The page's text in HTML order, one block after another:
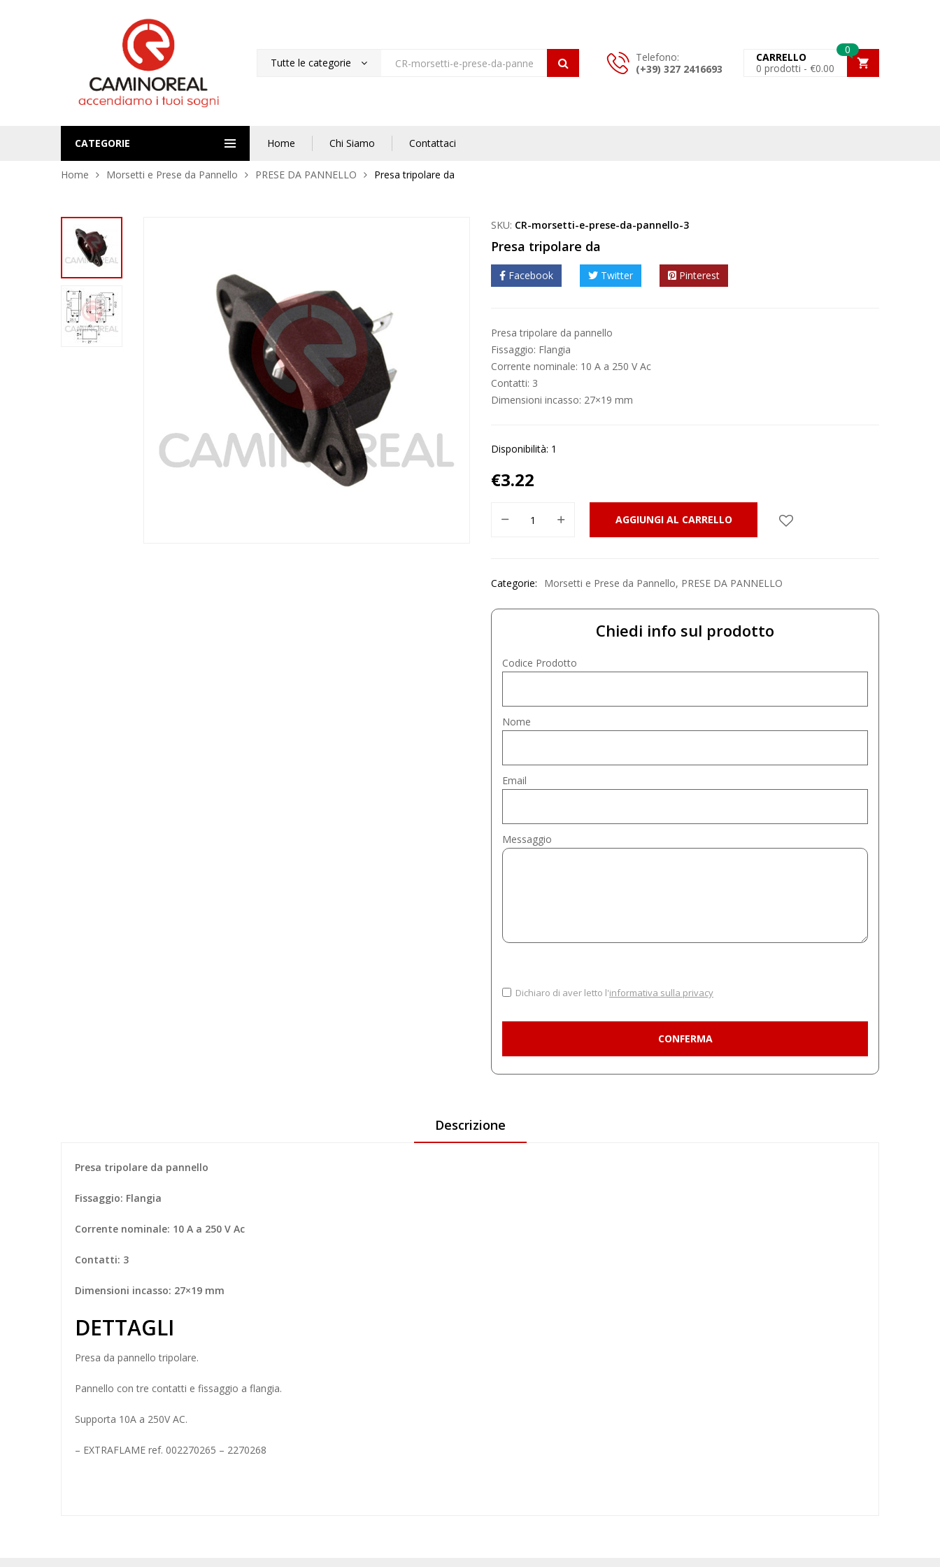
Tutte le categorie
Telefono:
(+39) 327 2416693
0
CARRELLO
0 prodotti - €0.00
CATEGORIE Home Chi Siamo Contattaci
Home Morsetti e Prese da Pannello PRESE DA PANNELLO Presa tripolare da
SKU: CR-morsetti-e-prese-da-pannello-3
Presa tripolare da
Facebook Twitter Pinterest
Presa tripolare da pannello
Fissaggio: Flangia
Corrente nominale: 10 A a 250 V Ac
Contatti: 3
Dimensioni incasso: 27×19 mm
Disponibilità: 1
€3.22
AGGIUNGI AL CARRELLO
Categorie: Morsetti e Prese da Pannello, PRESE DA PANNELLO
Chiedi info sul prodotto
Codice Prodotto
Nome
Email
Messaggio
Dichiaro di aver letto l'informativa sulla privacy
Descrizione
Presa tripolare da pannello
Fissaggio: Flangia
Corrente nominale: 10 A a 250 V Ac
Contatti: 3
Dimensioni incasso: 27×19 mm
DETTAGLI
Presa da pannello tripolare.
Pannello con tre contatti e fissaggio a flangia.
Supporta 10A a 250V AC.
– EXTRAFLAME ref. 002270265 – 2270268